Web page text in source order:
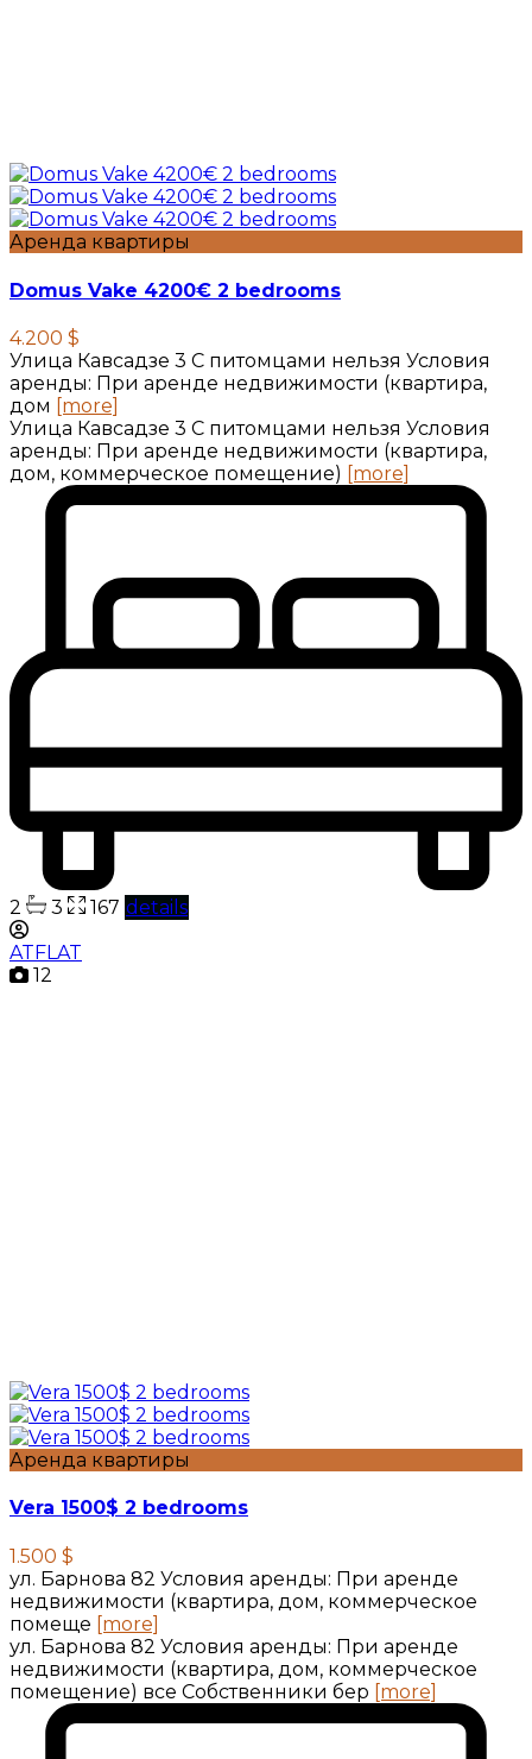
Аренда квартиры
Domus Vake 4200€ 2 bedrooms
4.200 $
Улица Кавсадзе 3 C питомцами нельзя Условия
аренды: При аренде недвижимости (квартира,
дом [more]
Улица Кавсадзе 3 C питомцами нельзя Условия
аренды: При аренде недвижимости (квартира,
дом, коммерческое помещение) [more]
2 3 167 details
ATFLAT
12
Аренда квартиры
Vera 1500$ 2 bedrooms
1.500 $
ул. Барнова 82 Условия аренды: При аренде
недвижимости (квартира, дом, коммерческое
помеще [more]
ул. Барнова 82 Условия аренды: При аренде
недвижимости (квартира, дом, коммерческое
помещение) все Собственники бер [more]